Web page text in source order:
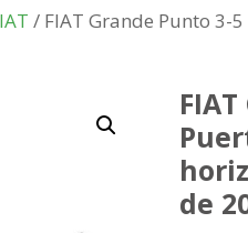
/ FIAT Grande Punto 3-
de